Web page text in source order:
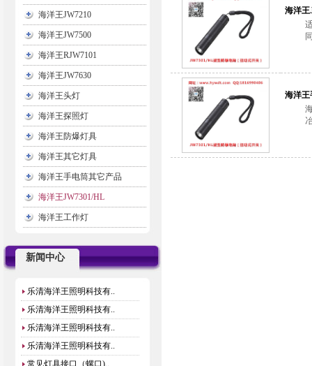
海洋王JW7210
海洋王JW7500
海洋王RJW7101
海洋王JW7630
海洋王头灯
海洋王探照灯
海洋王防爆灯具
海洋王其它灯具
海洋王手电筒其它产品
海洋王JW7301/HL
海洋王工作灯
新闻中心
乐清海洋王照明科技有..
乐清海洋王照明科技有..
乐清海洋王照明科技有..
乐清海洋王照明科技有..
常见灯具接口（螺口)..
海洋王
海洋王